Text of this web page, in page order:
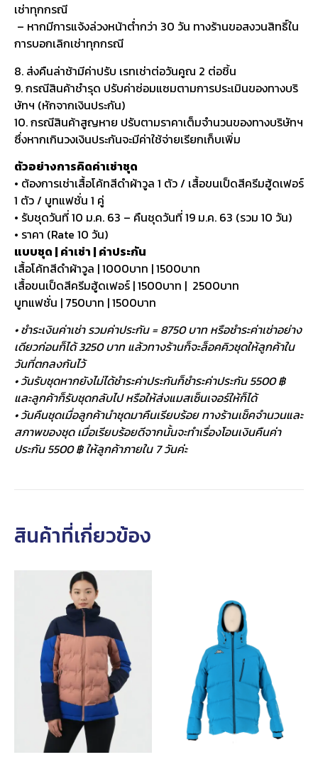
เช่าทุกกรณี
– หากมีการแจ้งล่วงหน้าต่ำกว่า 30 วัน ทางร้านขอสงวนสิทธิ์ใน
การบอกเลิกเช่าทุกกรณี
8. ส่งคืนล่าช้ามีค่าปรับ เรทเช่าต่อวันคูณ 2 ต่อชิ้น
9. กรณีสินค้าชำรุด ปรับค่าซ่อมแซมตามการประเมินของทางบริ
ษัทฯ (หักจากเงินประกัน)
10. กรณีสินค้าสูญหาย ปรับตามราคาเต็มจำนวนของทางบริษัทฯ
ซึ่งหากเกินวงเงินประกันจะมีค่าใช้จ่ายเรียกเก็บเพิ่ม
ตัวอย่างการคิดค่าเช่าชุด
• ต้องการเช่าเสื้อโค้ทสีดำผ้าวูล 1 ตัว / เสื้อขนเป็ดสีครีมฮู้ดเฟอร์
1 ตัว / บูทแฟชั่น 1 คู่
• รับชุดวันที่ 10 ม.ค. 63 – คืนชุดวันที่ 19 ม.ค. 63 (รวม 10 วัน)
• ราคา (Rate 10 วัน)
แบบชุด | ค่าเช่า | ค่าประกัน
เสื้อโค้ทสีดำผ้าวูล | 1000บาท | 1500บาท
เสื้อขนเป็ดสีครีมฮู้ดเฟอร์ | 1500บาท | 2500บาท
บูทแฟชั่น | 750บาท | 1500บาท
• ชำระเงินค่าเช่า รวมค่าประกัน = 8750 บาท หรือชำระค่าเช่าอย่าง
เดียวก่อนก็ได้ 3250 บาท แล้วทางร้านก็จะล็อคคิวชุดให้ลูกค้าใน
วันที่ตกลงกันไว้
• วันรับชุดหากยังไม่ได้ชำระค่าประกันก็ชำระค่าประกัน 5500 ฿
และลูกค้าก็รับชุดกลับไป หรือให้ส่งแมสเซ็นเจอร์ให้ก็ได้
• วันคืนชุดเมื่อลูกค้านำชุดมาคืนเรียบร้อย ทางร้านเช็คจำนวนและ
สภาพของชุด เมื่อเรียบร้อยดีจากนั้นจะทำเรื่องโอนเงินคืนค่า
ประกัน 5500 ฿ ให้ลูกค้าภายใน 7 วันค่ะ
สินค้าที่เกี่ยวข้อง